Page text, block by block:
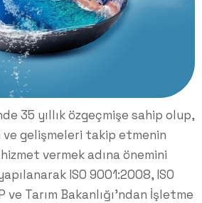
35 yıllık özgeçmişe sahip olup,
gelişmeleri takip etmenin
vermek adına önemini
ISO 9001:2008, ISO
ve Tarım Bakanlığı’ndan İşletme